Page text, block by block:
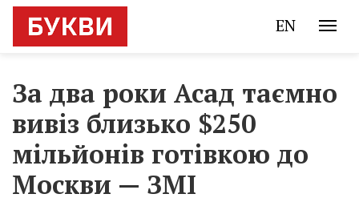
EN
За два роки Асад таємно
вивіз близько $250
мільйонів готівкою до
Москви — ЗМІ